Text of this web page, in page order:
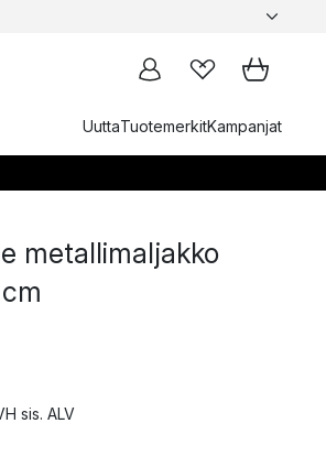
UuttaTuotemerkitKampanjat
metallimaljakko
sis. ALV